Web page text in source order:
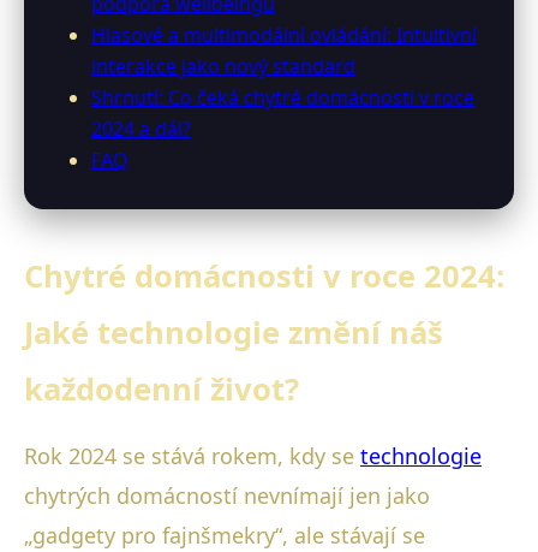
Hlasové a multimodální ovládání: Intuitivní
interakce jako nový standard
Shrnutí: Co čeká chytré domácnosti v roce
2024 a dál?
FAQ
Chytré domácnosti v roce 2024:
Jaké technologie změní náš
každodenní život?
Rok 2024 se stává rokem, kdy se technologie
chytrých domácností nevnímají jen jako
„gadgety pro fajnšmekry“, ale stávají se